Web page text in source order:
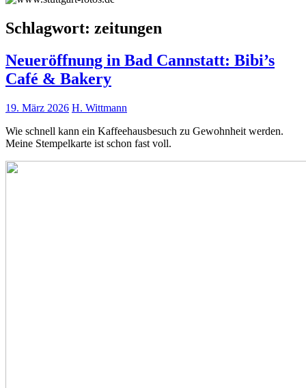
Schlagwort: zeitungen
Neueröffnung in Bad Cannstatt: Bibi’s
Café & Bakery
19. März 2026 H. Wittmann
Wie schnell kann ein Kaffeehausbesuch zu Gewohnheit werden.
Meine Stempelkarte ist schon fast voll.